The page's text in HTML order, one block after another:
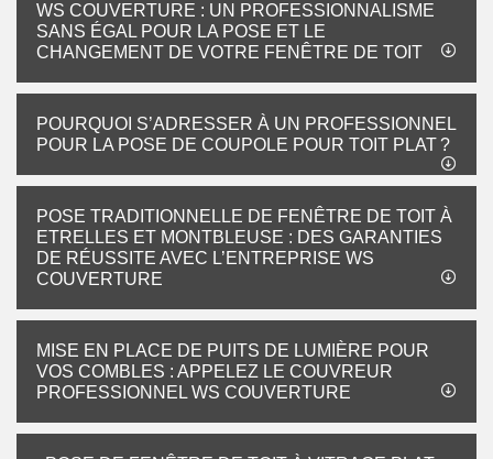
WS COUVERTURE : UN PROFESSIONNALISME
SANS ÉGAL POUR LA POSE ET LE
CHANGEMENT DE VOTRE FENÊTRE DE TOIT
POURQUOI S’ADRESSER À UN PROFESSIONNEL
POUR LA POSE DE COUPOLE POUR TOIT PLAT ?
POSE TRADITIONNELLE DE FENÊTRE DE TOIT À
ETRELLES ET MONTBLEUSE : DES GARANTIES
DE RÉUSSITE AVEC L’ENTREPRISE WS
COUVERTURE
MISE EN PLACE DE PUITS DE LUMIÈRE POUR
VOS COMBLES : APPELEZ LE COUVREUR
PROFESSIONNEL WS COUVERTURE